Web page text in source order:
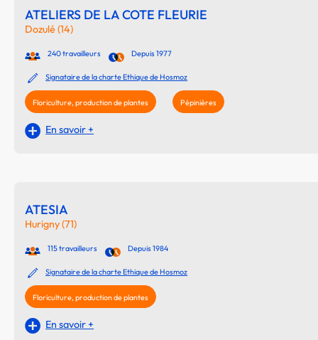
ATELIERS DE LA COTE FLEURIE
Dozulé (14)
240 travailleurs Depuis 1977
Signataire de la charte Ethique de Hosmoz
Floriculture, production de plantes Pépinières
En savoir +
ATESIA
Hurigny (71)
115 travailleurs Depuis 1984
Signataire de la charte Ethique de Hosmoz
Floriculture, production de plantes
En savoir +